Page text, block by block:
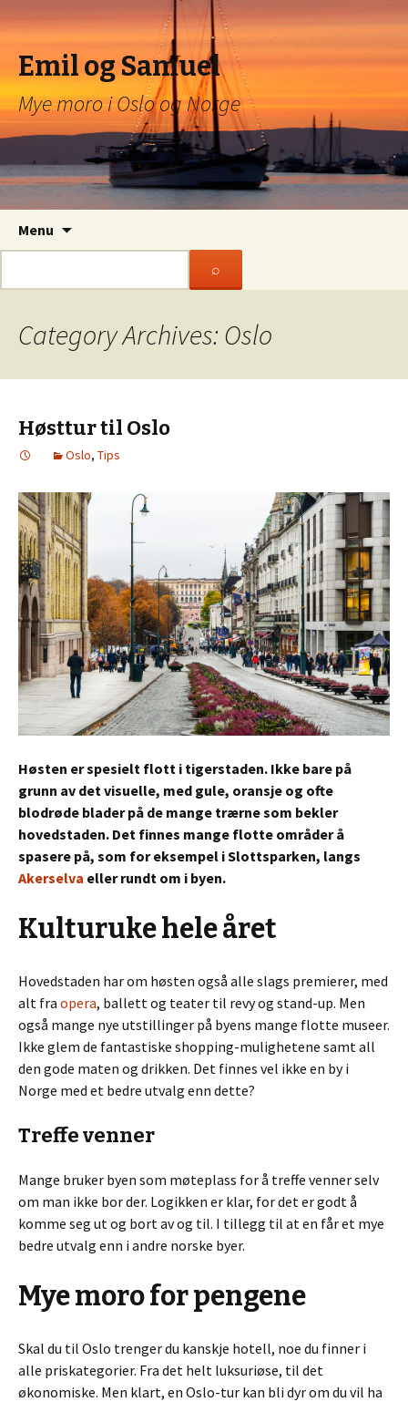
Emil og Samuel
Mye moro i Oslo og Norge
Menu
Category Archives: Oslo
Høsttur til Oslo
Oslo, Tips
Høsten er spesielt flott i tigerstaden. Ikke bare på
grunn av det visuelle, med gule, oransje og ofte
blodrøde blader på de mange trærne som bekler
hovedstaden. Det finnes mange flotte områder å
spasere på, som for eksempel i Slottsparken, langs
Akerselva eller rundt om i byen.
Kulturuke hele året
Hovedstaden har om høsten også alle slags premierer, med
alt fra opera, ballett og teater til revy og stand-up. Men
også mange nye utstillinger på byens mange flotte museer.
Ikke glem de fantastiske shopping-mulighetene samt all
den gode maten og drikken. Det finnes vel ikke en by i
Norge med et bedre utvalg enn dette?
Treffe venner
Mange bruker byen som møteplass for å treffe venner selv
om man ikke bor der. Logikken er klar, for det er godt å
komme seg ut og bort av og til. I tillegg til at en får et mye
bedre utvalg enn i andre norske byer.
Mye moro for pengene
Skal du til Oslo trenger du kanskje hotell, noe du finner i
alle priskategorier. Fra det helt luksuriøse, til det
økonomiske. Men klart, en Oslo-tur kan bli dyr om du vil ha